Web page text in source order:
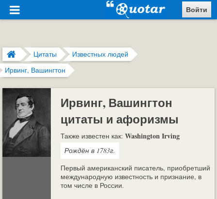
Войти
Цитаты
Известных людей
Ирвинг, Вашингтон
Ирвинг, Вашингтон
цитаты и афоризмы
Также известен как: Washington Irving
Рождён в 1783г.
Первый американский писатель, приобретший
международную известность и признание, в
том числе в России.